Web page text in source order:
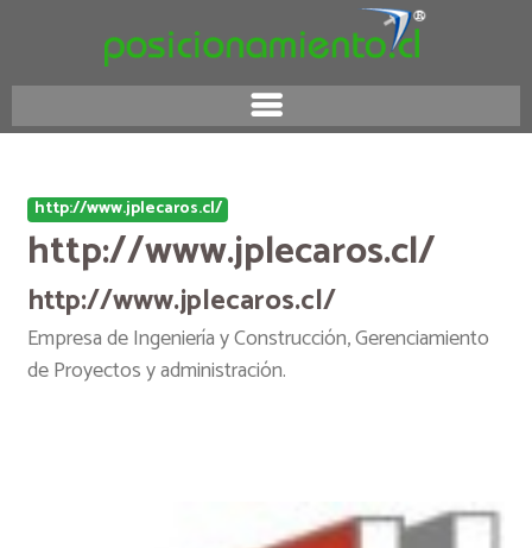
http://www.jplecaros.cl/
http://www.jplecaros.cl/
http://www.jplecaros.cl/
Empresa de Ingeniería y Construcción, Gerenciamiento
de Proyectos y administración.